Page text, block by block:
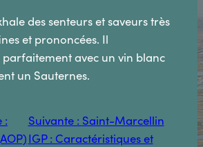
des senteurs et saveurs très
et prononcées. Il
parfaitement avec un vin blanc
un Sauternes.
:
Suivante : Saint-Marcellin
IGP : Caractéristiques et